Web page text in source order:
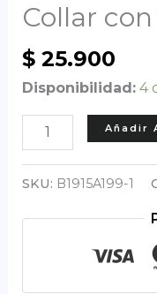
Collar
$25.900
Disponibilidad: 4
Collar
con
figura
Perro
Añadir
SKU: B1915A199-1